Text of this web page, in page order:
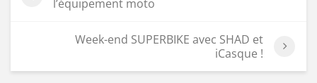
l’équipement moto
Week-end SUPERBIKE avec SHAD et
iCasque !